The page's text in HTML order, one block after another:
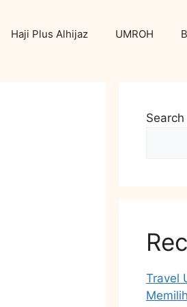
Haji Plus Alhijaz UMROH
Search
Travel